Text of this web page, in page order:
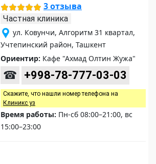
3 отзыва
Частная клиника
ул. Ковунчи, Алгоритм 31 квартал,
Учтепинский район, Ташкент
Ориентир: Кафе "Ахмад Олтин Жужа"
☎ +998-78-777-03-03
Скажите, что нашли номер телефона на
Клиникс уз
Время работы: Пн-сб 08:00–21:00, вс
15:00–23:00